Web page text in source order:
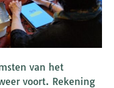
van het
voort. Rekening